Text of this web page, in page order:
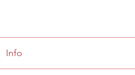
Info